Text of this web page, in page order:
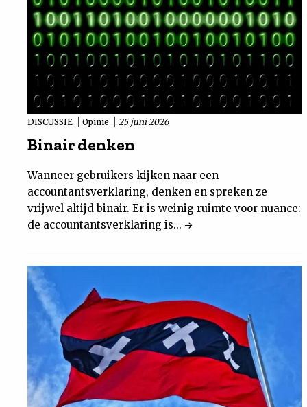
DISCUSSIE Opinie 25 juni 2026
Binair denken
Wanneer gebruikers kijken naar een
accountantsverklaring, denken en spreken ze
vrijwel altijd binair. Er is weinig ruimte voor nuance:
de accountantsverklaring is...